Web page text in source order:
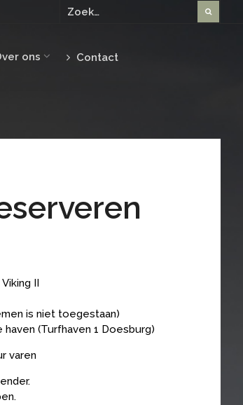
ons Contact
II
is niet toegestaan)
(Turfhaven 1 Doesburg)
varen